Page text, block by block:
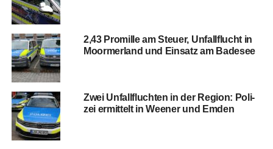
2,43 Pro­mil­le am Steu­er, Unfall­flucht in
Moorm­er­land und Ein­satz am Badesee
Zwei Unfall­fluch­ten in der Regi­on: Poli­
zei ermit­telt in Wee­ner und Emden